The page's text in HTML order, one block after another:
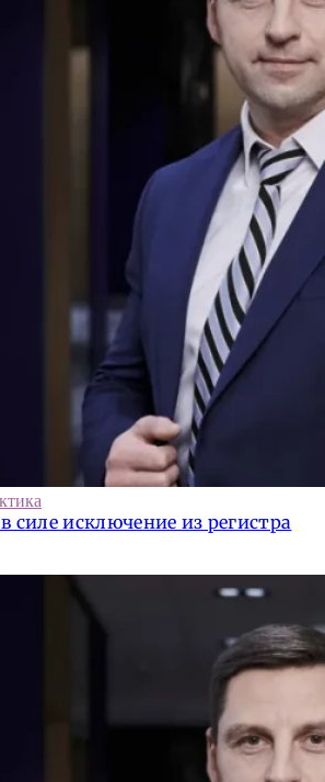
силе исключение из регистра